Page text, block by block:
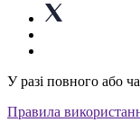
У разі повного або
Правила